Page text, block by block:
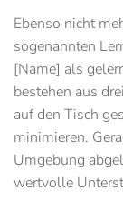
Ebenso nicht
sogenannten
[Name] als
bestehen aus
auf den Tisch
minimieren.
Umgebung
wertvolle